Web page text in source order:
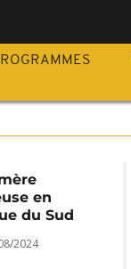
en
du Sud
2024